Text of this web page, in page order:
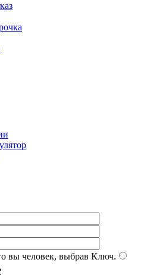
вы человек, выбрав Ключ.